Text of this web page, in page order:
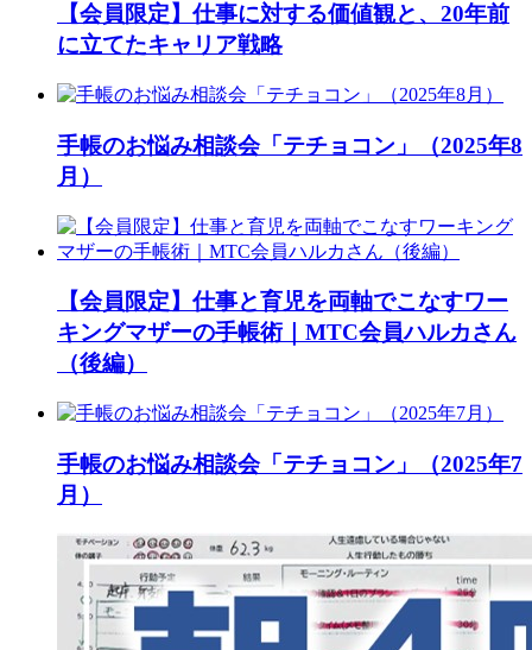
【会員限定】仕事に対する価値観と、20年前
に立てたキャリア戦略
手帳のお悩み相談会「テチョコン」（2025年8
月）
【会員限定】仕事と育児を両軸でこなすワー
キングマザーの手帳術｜MTC会員ハルカさん
（後編）
手帳のお悩み相談会「テチョコン」（2025年7
月）